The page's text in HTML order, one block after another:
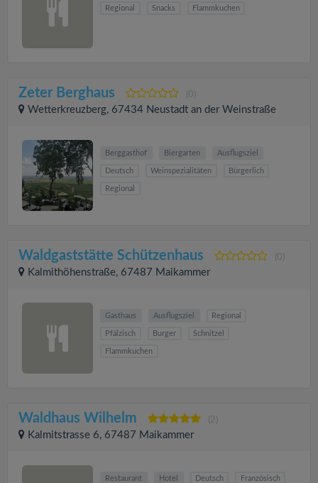
Regional Snacks Flammkuchen
Zeter Berghaus (0)
Wetterkreuzberg, 67434 Neustadt an der Weinstraße
Berggasthof Biergarten Ausflugsziel
Deutsch Weinspezialitäten Bürgerlich
Regional
Waldgaststätte Schützenhaus (0)
Kalmithöhenstraße, 67487 Maikammer
Gasthaus Ausflugsziel Regional
Pfälzisch Burger Schnitzel
Flammkuchen
Waldhaus Wilhelm (2)
Kalmitstrasse 6, 67487 Maikammer
Restaurant Hotel Deutsch Französisch